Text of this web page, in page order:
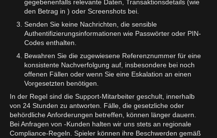
gegebenenfalls relevante Daten, Transaktionsdetails (wie
den Betrag in ) oder Screenshots bei.
Senden Sie keine Nachrichten, die sensible
Authentifizierungsinformationen wie Passwörter oder PIN-
Codes enthalten.
Bewahren Sie die zugewiesene Referenznummer für eine
konsistente Nachverfolgung auf, insbesondere bei noch
offenen Fällen oder wenn Sie eine Eskalation an einen
Vorgesetzten benötigen.
In der Regel sind die Support-Mitarbeiter geschult, innerhalb
von 24 Stunden zu antworten. Fälle, die gesetzliche oder
behördliche Anforderungen betreffen, können länger dauern.
Bei Anfragen von -Kunden halten wir uns stets an regionale
Compliance-Regeln. Spieler können ihre Beschwerden gemäß